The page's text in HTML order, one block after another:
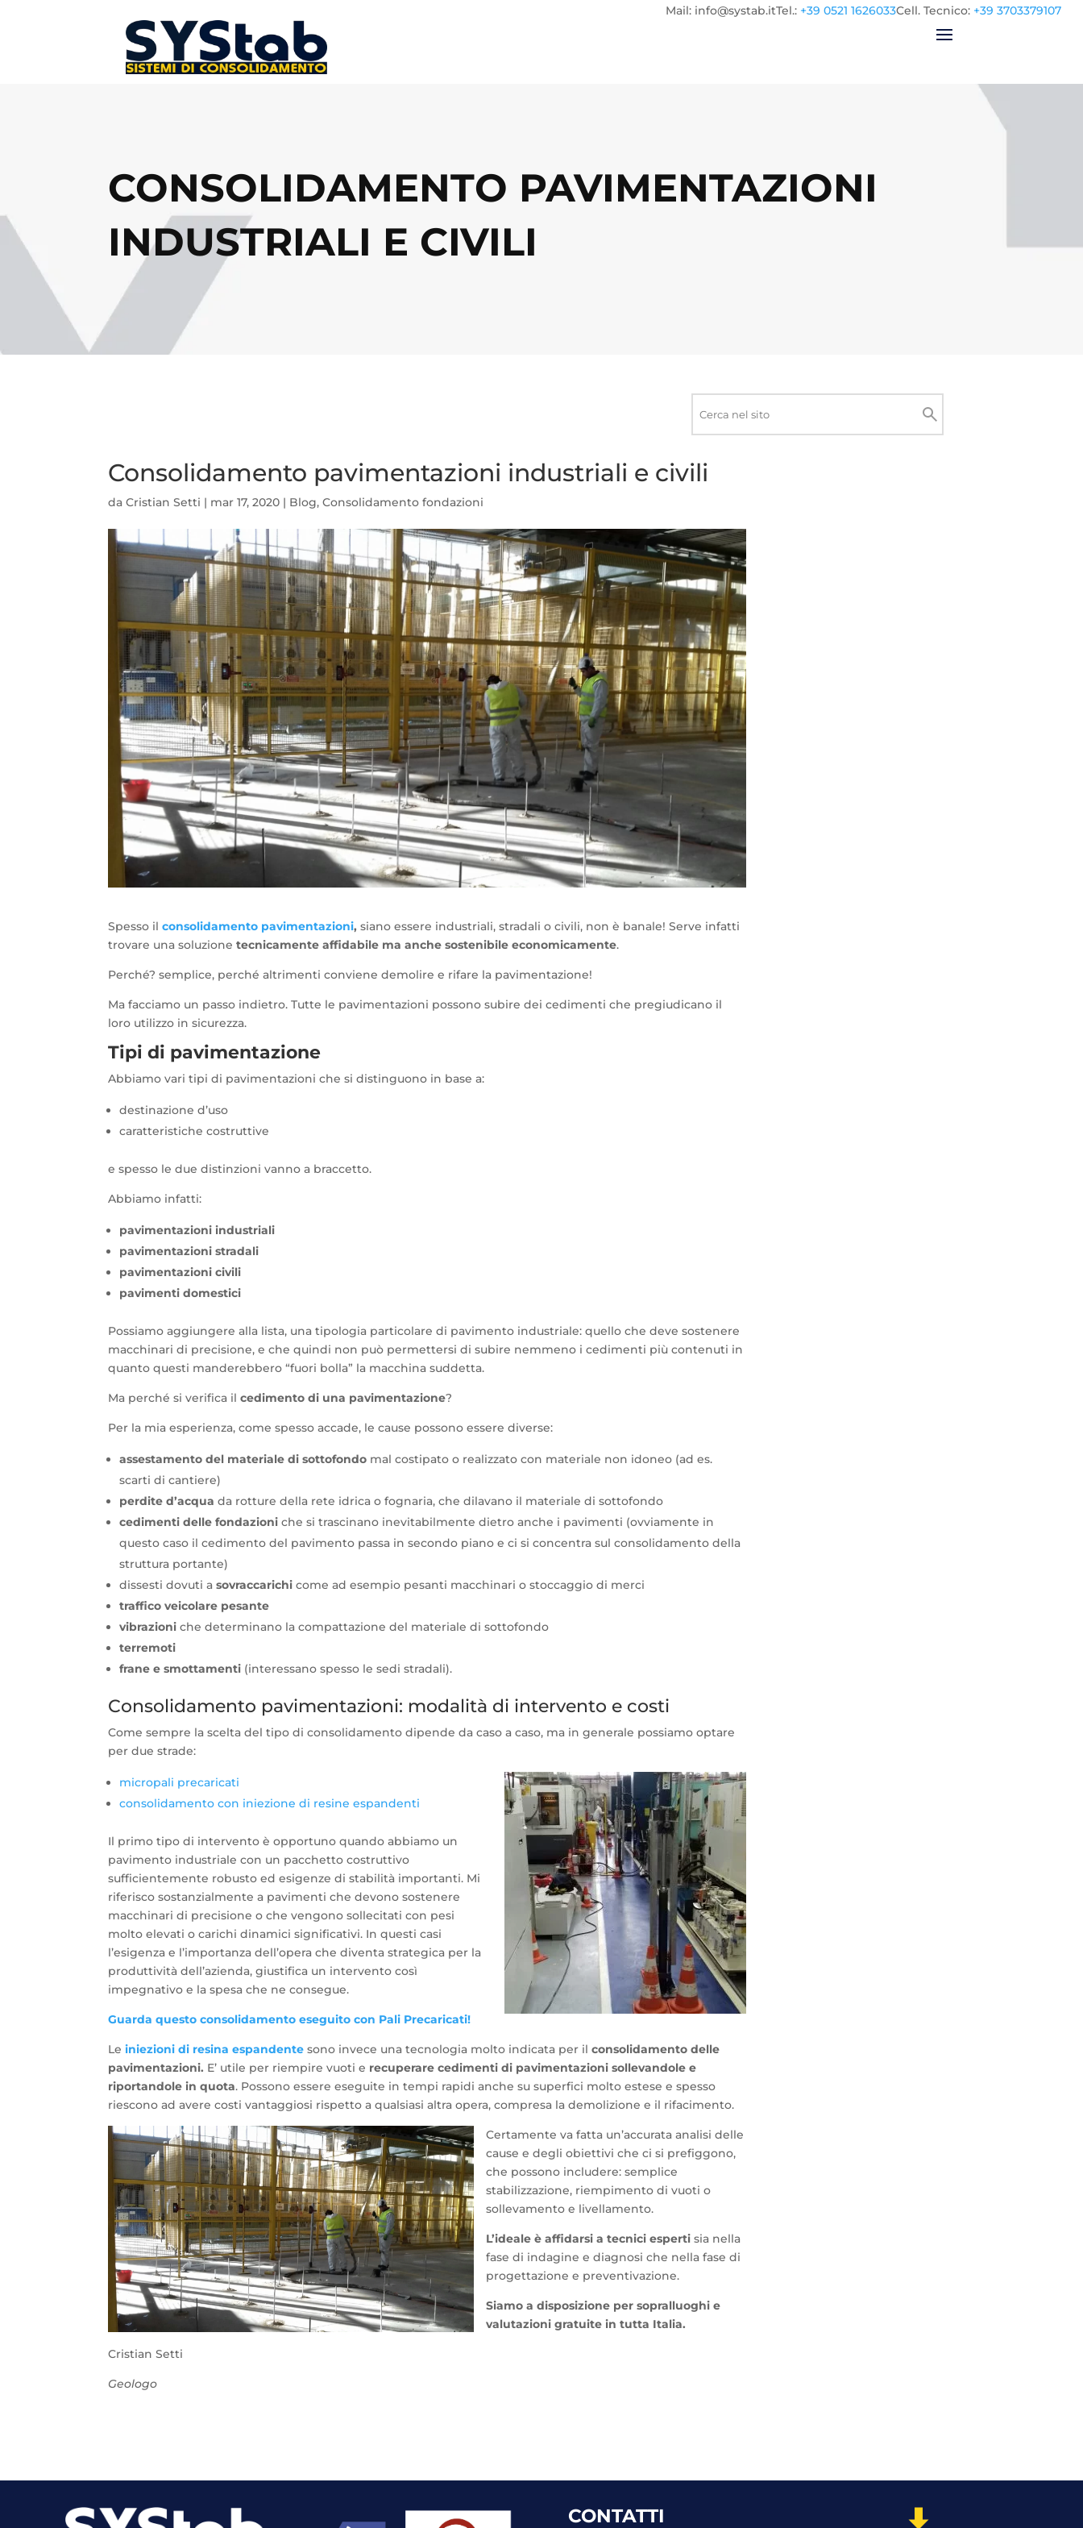
Cell. Tecnico: +39 3703379107
Tel.: +39 0521 1626033
Mail: info@systab.it
CONSOLIDAMENTO PAVIMENTAZIONI
INDUSTRIALI E CIVILI
Cerca
Consolidamento pavimentazioni industriali e civili
daCristian Setti | mar 17, 2020 | Blog,Consolidamento fondazioni
Spesso ilconsolidamento pavimentazioni, siano essere industriali, stradali o civili, non è banale! Serve infatti
trovare una soluzionetecnicamente affidabile ma anche sostenibile economicamente.
Perché? semplice, perché altrimenti conviene demolire e rifare la pavimentazione!
Ma facciamo un passo indietro. Tutte le pavimentazioni possono subire dei cedimenti che pregiudicano il
loro utilizzo in sicurezza.
Tipi di pavimentazione
Abbiamo vari tipi di pavimentazioni che si distinguono in base a:
destinazione d’uso
caratteristiche costruttive
e spesso le due distinzioni vanno a braccetto.
Abbiamo infatti:
pavimentazioni industriali
pavimentazioni stradali
pavimentazioni civili
pavimenti domestici
Possiamo aggiungere alla lista, una tipologia particolare di pavimento industriale: quello che deve sostenere
macchinari di precisione, e che quindi non può permettersi di subire nemmeno i cedimenti più contenuti in
quanto questi manderebbero “fuori bolla” la macchina suddetta.
Ma perché si verifica ilcedimento di una pavimentazione?
Per la mia esperienza, come spesso accade, le cause possono essere diverse:
assestamento del materiale di sottofondo mal costipato o realizzato con materiale non idoneo (ad es.
scarti di cantiere)
perdite d’acqua da rotture della rete idrica o fognaria, che dilavano il materiale di sottofondo
cedimenti delle fondazioni che si trascinano inevitabilmente dietro anche i pavimenti (ovviamente in
questo caso il cedimento del pavimento passa in secondo piano e ci si concentra sul consolidamento della
struttura portante)
dissesti dovuti asovraccarichi come ad esempio pesanti macchinari o stoccaggio di merci
traffico veicolare pesante
vibrazioni che determinano la compattazione del materiale di sottofondo
terremoti
frane e smottamenti (interessano spesso le sedi stradali).
Consolidamento pavimentazioni: modalità di intervento e costi
Come sempre la scelta del tipo di consolidamento dipende da caso a caso, ma in generale possiamo optare
per due strade:
micropali precaricati
consolidamento con iniezione di resine espandenti
Il primo tipo di intervento è opportuno quando abbiamo un
pavimento industriale con un pacchetto costruttivo
sufficientemente robusto ed esigenze di stabilità importanti. Mi
riferisco sostanzialmente a pavimenti che devono sostenere
macchinari di precisione o che vengono sollecitati con pesi
molto elevati o carichi dinamici significativi. In questi casi
l’esigenza e l’importanza dell’opera che diventa strategica per la
produttività dell’azienda, giustifica un intervento così
impegnativo e la spesa che ne consegue.
Guarda questo consolidamento eseguito con Pali Precaricati!
Leiniezioni di resina espandente sono invece una tecnologia molto indicata per il consolidamento delle
pavimentazioni. E’ utile per riempire vuoti e recuperare cedimenti di pavimentazioni sollevandole e
riportandole in quota. Possono essere eseguite in tempi rapidi anche su superfici molto estese e spesso
riescono ad avere costi vantaggiosi rispetto a qualsiasi altra opera, compresa la demolizione e il rifacimento.
Certamente va fatta un’accurata analisi delle
cause e degli obiettivi che ci si prefiggono,
che possono includere: semplice
stabilizzazione, riempimento di vuoti o
sollevamento e livellamento.
L’ideale è affidarsi a tecnici esperti sia nella
fase di indagine e diagnosi che nella fase di
progettazione e preventivazione.
Siamo a disposizione per sopralluoghi e
valutazioni gratuite in tutta Italia.
Cristian Setti
Geologo
CONTATTI